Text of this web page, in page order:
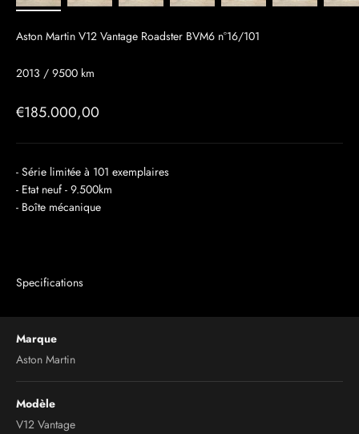
Aston Martin V12 Vantage Roadster BVM6 n°16/101
2013 / 9500 km
Prix de vente
€185.000,00
- Série limitée à 101 exemplaires
- Etat neuf - 9.500km
- Boîte mécanique
Specifications
Marque
Aston Martin
Modèle
V12 Vantage